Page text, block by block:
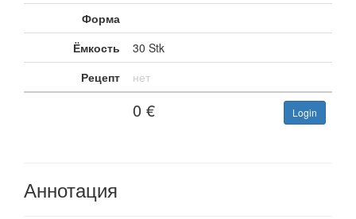
Форма
Ёмкость
30 Stk
Рецепт
нет
0 € Login
Аннотация